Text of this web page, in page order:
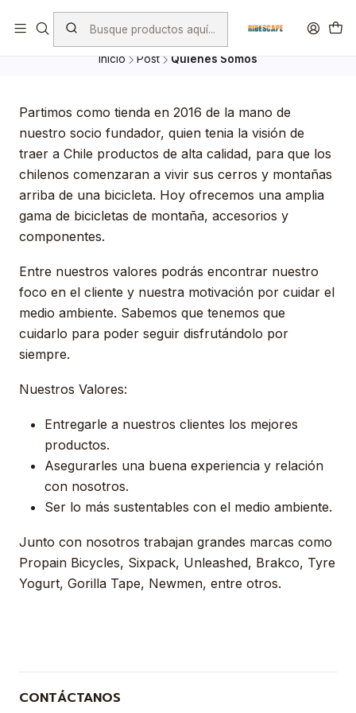
Envio Gratis por compras superiores a $ 100.000.- excepto
Bicicletas, porta Bicicletas y Mayoristas
Inicio Post Quiénes Somos
Partimos como tienda en 2016 de la mano de
nuestro socio fundador, quien tenia la visión de
traer a Chile productos de alta calidad, para que los
chilenos comenzaran a vivir sus cerros y montañas
arriba de una bicicleta. Hoy ofrecemos una amplia
gama de bicicletas de montaña, accesorios y
componentes.
Entre nuestros valores podrás encontrar nuestro
foco en el cliente y nuestra motivación por cuidar el
medio ambiente. Sabemos que tenemos que
cuidarlo para poder seguir disfrutándolo por
siempre.
Nuestros Valores:
Entregarle a nuestros clientes los mejores
productos.
Asegurarles una buena experiencia y relación
con nosotros.
Ser lo más sustentables con el medio ambiente.
Junto con nosotros trabajan grandes marcas como
Propain Bicycles, Sixpack, Unleashed, Brakco, Tyre
Yogurt, Gorilla Tape, Newmen, entre otros.
CONTÁCTANOS